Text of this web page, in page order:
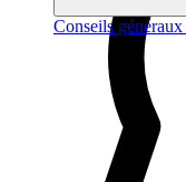
Conseils généraux